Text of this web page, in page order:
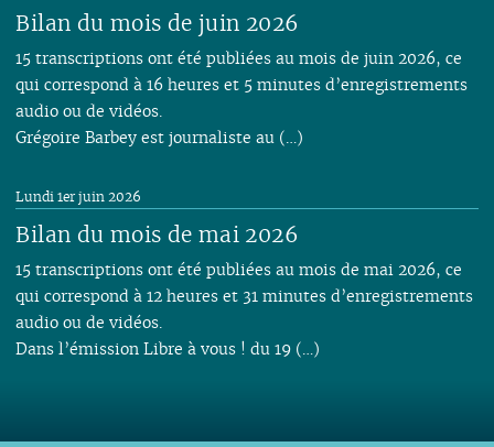
Bilan du mois de juin 2026
15 transcriptions ont été publiées au mois de juin 2026, ce
qui correspond à 16 heures et 5 minutes d’enregistrements
audio ou de vidéos.
Grégoire Barbey est journaliste au (…)
Bilan du mois de mai 2026
Lundi 1er juin 2026
15 transcriptions ont été publiées au mois de mai 2026, ce
qui correspond à 12 heures et 31 minutes d’enregistrements
audio ou de vidéos.
Dans l’émission Libre à vous ! du 19 (…)